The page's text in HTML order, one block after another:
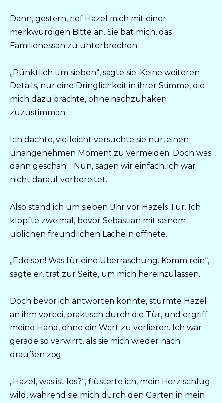
Dann, gestern, rief Hazel mich mit einer
merkwürdigen Bitte an. Sie bat mich, das
Familienessen zu unterbrechen.
„Pünktlich um sieben“, sagte sie. Keine weiteren
Details, nur eine Dringlichkeit in ihrer Stimme, die
mich dazu brachte, ohne nachzuhaken
zuzustimmen.
Ich dachte, vielleicht versuchte sie nur, einen
unangenehmen Moment zu vermeiden. Doch was
dann geschah… Nun, sagen wir einfach, ich war
nicht darauf vorbereitet.
Also stand ich um sieben Uhr vor Hazels Tür. Ich
klopfte zweimal, bevor Sebastian mit seinem
üblichen freundlichen Lächeln öffnete.
„Eddison! Was für eine Überraschung. Komm rein“,
sagte er, trat zur Seite, um mich hereinzulassen.
Doch bevor ich antworten konnte, stürmte Hazel
an ihm vorbei, praktisch durch die Tür, und ergriff
meine Hand, ohne ein Wort zu verlieren. Ich war
gerade so verwirrt, als sie mich wieder nach
draußen zog.
„Hazel, was ist los?“, flüsterte ich, mein Herz schlug
wild, während sie mich durch den Garten in mein